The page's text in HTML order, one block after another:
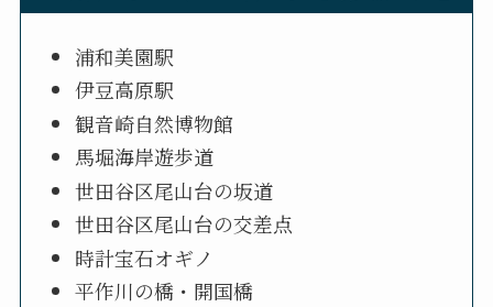
浦和美園駅
伊豆高原駅
観音崎自然博物館
馬堀海岸遊歩道
世田谷区尾山台の坂道
世田谷区尾山台の交差点
時計宝石オギノ
平作川の橋・開国橋